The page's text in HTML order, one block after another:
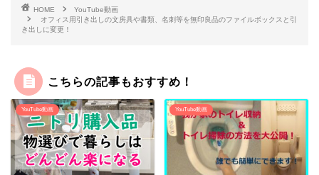
HOME
YouTube動画
オフィス用引き出しの文房具や書類、名刺等を無印良品のファイルボックスと引
き出しに変更！
こちらの記事もおすすめ！
YouTube動画 YouTube動画